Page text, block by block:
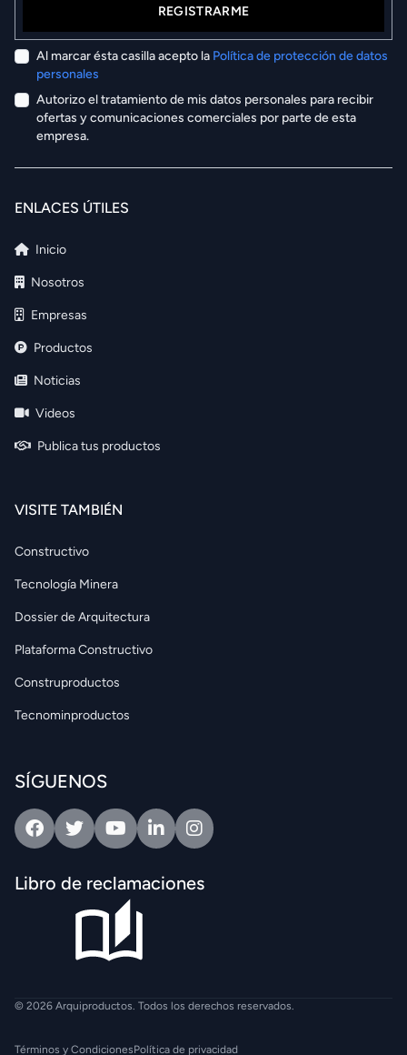
REGISTRARME
Al marcar ésta casilla acepto la Política de protección de datos
personales
Autorizo el tratamiento de mis datos personales para recibir
ofertas y comunicaciones comerciales por parte de esta
empresa.
ENLACES ÚTILES
Inicio
Nosotros
Empresas
Productos
Noticias
Videos
Publica tus productos
VISITE TAMBIÉN
Constructivo
Tecnología Minera
Dossier de Arquitectura
Plataforma Constructivo
Construproductos
Tecnominproductos
SÍGUENOS
FacebookTwitterYoutubeLinkedinIntagram
Libro de reclamaciones
© 2026 Arquiproductos. Todos los derechos reservados.
Términos y CondicionesPolítica de privacidad